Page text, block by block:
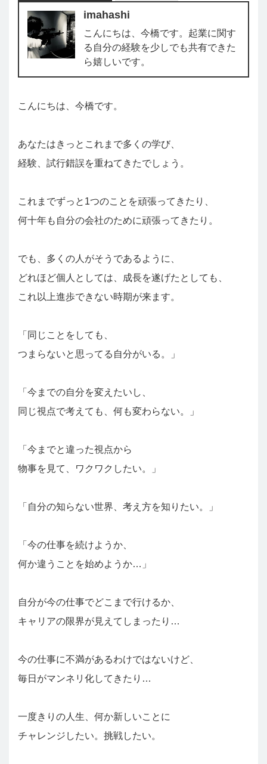
imahashi
こんにちは、今橋です。起業に関す
る自分の経験を少しでも共有できた
ら嬉しいです。
こんにちは、今橋です。
あなたはきっとこれまで多くの学び、
経験、試行錯誤を重ねてきたでしょう。
これまでずっと1つのことを頑張ってきたり、
何十年も自分の会社のために頑張ってきたり。
でも、多くの人がそうであるように、
どれほど個人としては、成長を遂げたとしても、
これ以上進歩できない時期が来ます。
「同じことをしても、
つまらないと思ってる自分がいる。」
「今までの自分を変えたいし、
同じ視点で考えても、何も変わらない。」
「今までと違った視点から
物事を見て、ワクワクしたい。」
「自分の知らない世界、考え方を知りたい。」
「今の仕事を続けようか、
何か違うことを始めようか…」
自分が今の仕事でどこまで行けるか、
キャリアの限界が見えてしまったり…
今の仕事に不満があるわけではないけど、
毎日がマンネリ化してきたり…
一度きりの人生、何か新しいことに
チャレンジしたい。挑戦したい。